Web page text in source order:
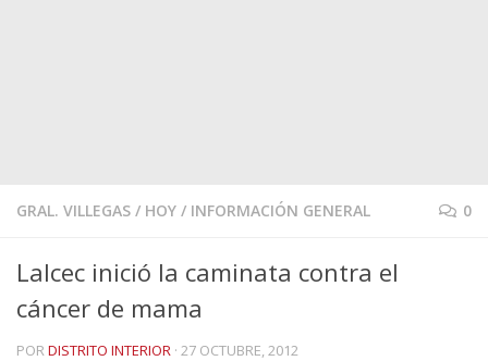
GRAL. VILLEGAS / HOY / INFORMACIÓN GENERAL 0
Lalcec inició la caminata contra el
cáncer de mama
PORDISTRITO INTERIOR · 27 OCTUBRE, 2012